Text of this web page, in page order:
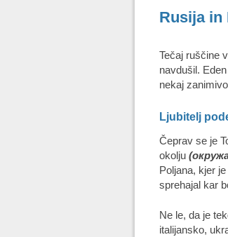
Rusija in
Tečaj ruščine
navdušil.
nekaj
Ljubitelj
Čeprav se je
okolju (
Poljana, kjer
sprehajal kar
Ne le, da je
italijansko,